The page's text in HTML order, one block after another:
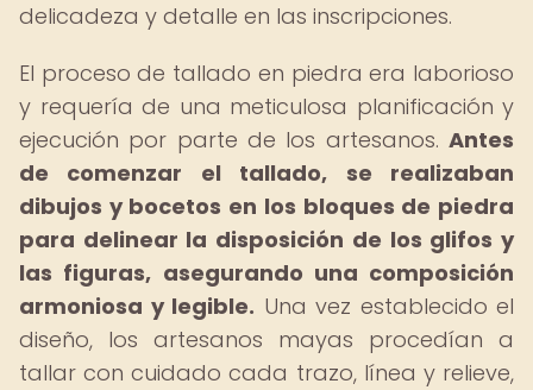
delicadeza y detalle en las inscripciones.
El proceso de tallado en piedra era laborioso
y requería de una meticulosa planificación y
ejecución por parte de los artesanos. Antes
de comenzar el tallado, se realizaban
dibujos y bocetos en los bloques de piedra
para delinear la disposición de los glifos y
las figuras, asegurando una composición
armoniosa y legible. Una vez establecido el
diseño, los artesanos mayas procedían a
tallar con cuidado cada trazo, línea y relieve,